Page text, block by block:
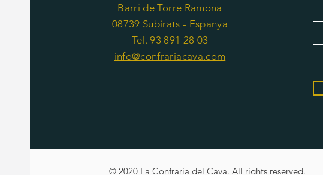
Barri de Torre Ramona
08739 Subirats - Espanya
Tel. 93 891 28 03
info@confrariacava.com
© 2020 La Confraria del Cava. All rights reserved.